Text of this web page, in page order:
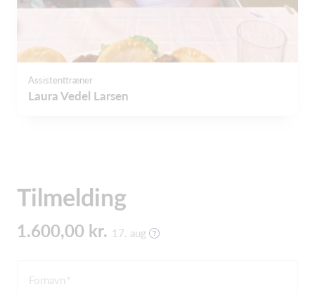
Assistenttræner
Laura Vedel Larsen
Tilmelding
1.600,00 kr. 17. aug
Fornavn